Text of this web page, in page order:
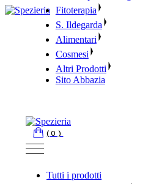
Skip
Fitoterapia
S. Ildegarda
Alimentari
Cosmesi
Altri Prodotti
Sito Abbazia
(0)
Tutti i prodotti